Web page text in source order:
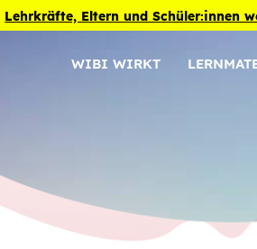
Lehrkräfte, Eltern und Schüler:innen
WIBI WIRKT